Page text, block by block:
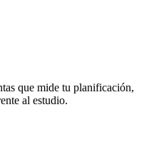
que mide tu planificación,
al estudio.